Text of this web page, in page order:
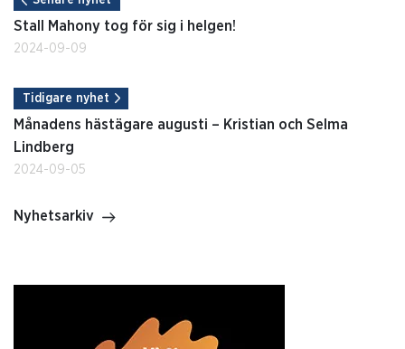
Stall Mahony tog för sig i helgen!
2024-09-09
Tidigare nyhet
Månadens hästägare augusti – Kristian och Selma
Lindberg
2024-09-05
Nyhetsarkiv